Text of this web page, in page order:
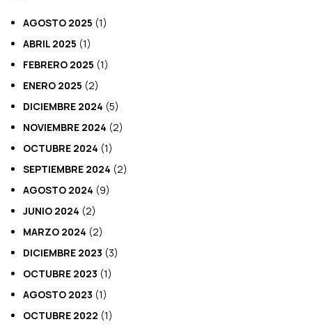
AGOSTO 2025 (1)
ABRIL 2025 (1)
FEBRERO 2025 (1)
ENERO 2025 (2)
DICIEMBRE 2024 (5)
NOVIEMBRE 2024 (2)
OCTUBRE 2024 (1)
SEPTIEMBRE 2024 (2)
AGOSTO 2024 (9)
JUNIO 2024 (2)
MARZO 2024 (2)
DICIEMBRE 2023 (3)
OCTUBRE 2023 (1)
AGOSTO 2023 (1)
OCTUBRE 2022 (1)